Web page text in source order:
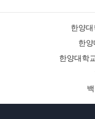
한양
한
한양대학